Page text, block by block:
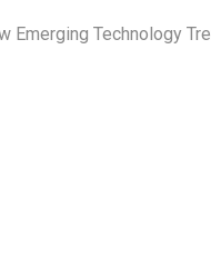
Emerging Technology